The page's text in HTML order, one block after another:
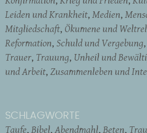
Leiden und Krankheit Medien
Mitgliedschaft Ökumene und
Reformation Schuld und Vergebung
Trauer Trauung Unheil und
und Arbeit Zusammenleben und
SCHLAGWORTE
Taufe Bibel Abendmahl Beten